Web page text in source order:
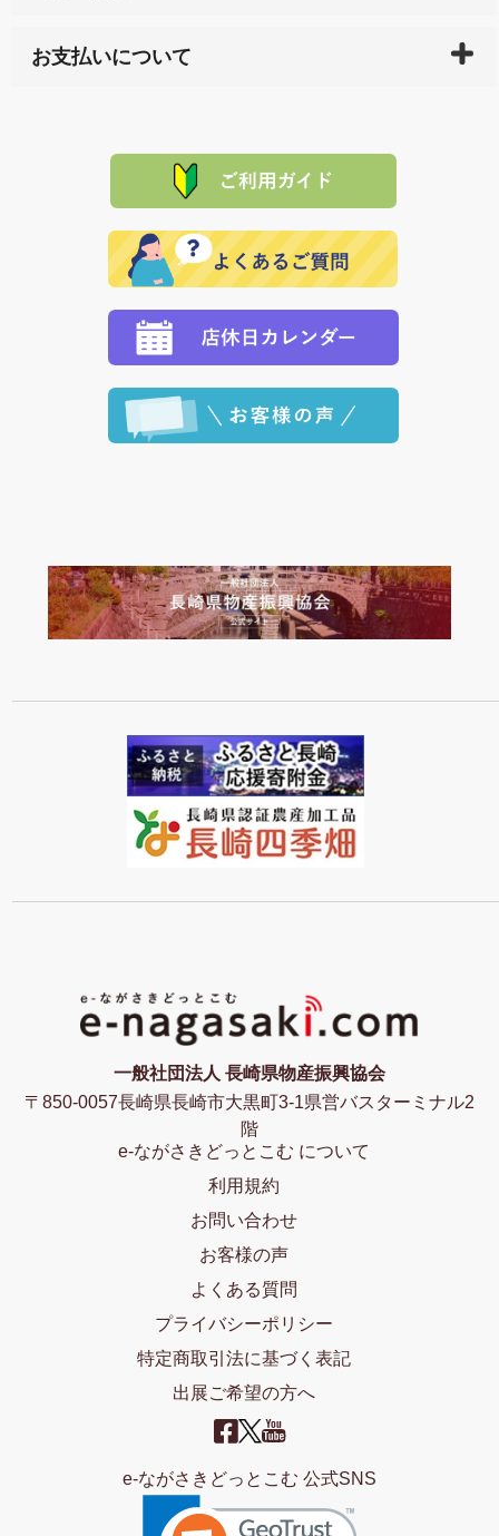
サイト内で購入された商品の送料は、こちらの
全国送
れの生産メーカーからお客様の元へ直送いたしますの
で、 それぞれ個別に送料が必要になります。
または配送途中の 事故などで不都合が生じている場合
品代金を返金いたします。）
その際は誠に申し訳ありませんが、当協会までご注文
願いいたします。
お支払いについて
た場合、お客様からの ご入金を確認した後で、商品を
※「クレジットカード」「PayPay」「楽天ペイ」を指
定された場合は、準備出来次第の便にてお送りいたし
ます。 （到着日指定をされている場合は、ご指定の日
程に合わせてお届けいたします。）
一般社団法人 長崎県物産振興協会
〒850-0057長崎県長崎市大黒町3-1県営バスターミナル2
階
e-ながさきどっとこむ について
利用規約
お問い合わせ
お客様の声
よくある質問
プライバシーポリシー
特定商取引法に基づく表記
出展ご希望の方へ
e-ながさきどっとこむ 公式SNS